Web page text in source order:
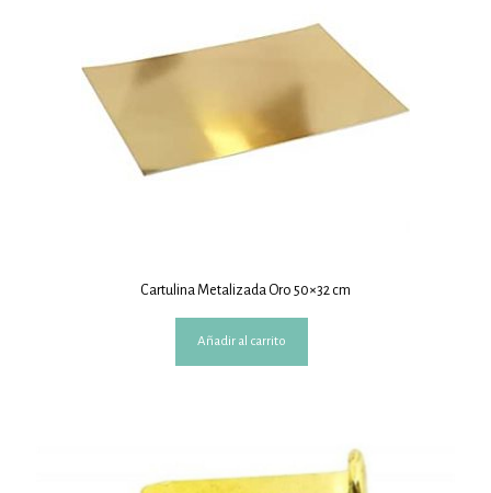
Cartulina Metalizada Oro 50×32 cm
Añadir al carrito